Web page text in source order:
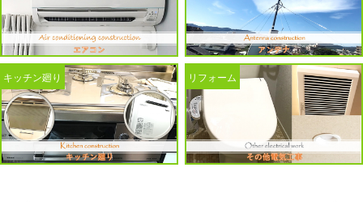
キッチン廻り リフォーム